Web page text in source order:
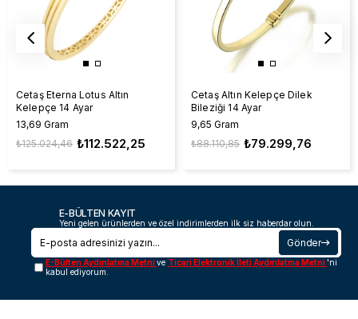
Cetaş Eterna Lotus Altın
Kelepçe 14 Ayar
13,69 Gram
₺112.522,25
₺125.024,46
Cetaş Altın Kelepçe Dilek
Bileziği 14 Ayar
9,65 Gram
₺79.299,76
₺88.110,85
E-BÜLTEN KAYIT
Yeni gelen ürünlerden ve özel indirimlerden ilk siz haberdar olun.
Gönder
E-Bülten Aydınlatma Metnive Ticari Elektronik İleti Aydınlatma Metni 'ni
kabul ediyorum.